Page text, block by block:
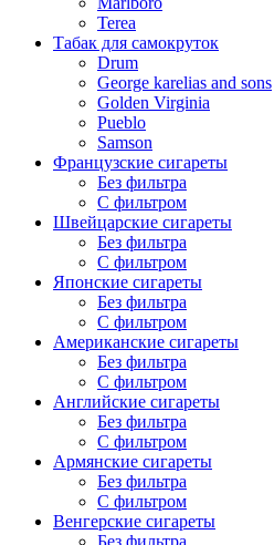
Terea
Табак для самокруток
Drum
George karelias and sons
Golden Virginia
Pueblo
Samson
Французские сигареты
Без фильтра
С фильтром
Швейцарские сигареты
Без фильтра
С фильтром
Японские сигареты
Без фильтра
С фильтром
Американские сигареты
Без фильтра
С фильтром
Английские сигареты
Без фильтра
С фильтром
Армянские сигареты
Без фильтра
С фильтром
Венгерские сигареты
Без фильтра